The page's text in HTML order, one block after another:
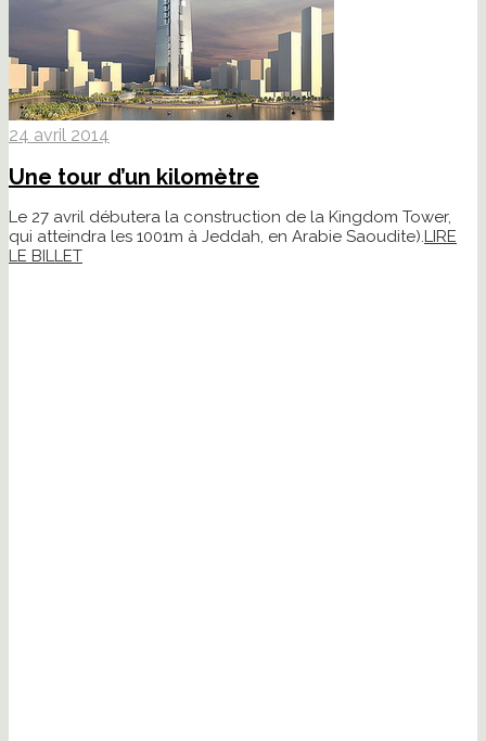
24 avril 2014
Une tour d’un kilomètre
Le 27 avril débutera la construction de la Kingdom Tower,
qui atteindra les 1001m à Jeddah, en Arabie Saoudite).LIRE
LE BILLET